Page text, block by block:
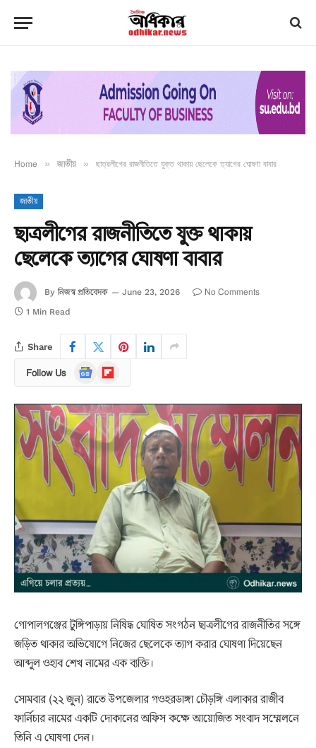
Home » জাতীয় » ছাত্রলীগের রাজনীতিতে যুক্ত থাকায় ছেলেকে ত্যাগের ঘোষণা বাবার
জাতীয়
ছাত্রলীগের রাজনীতিতে যুক্ত থাকায়
ছেলেকে ত্যাগের ঘোষণা বাবার
By নিজস্ব প্রতিবেদক June 23, 2026 No Comments
1 Min Read
Share
Follow Us
Google
News
Flipboard
গোপালগঞ্জের টুঙ্গিপাড়ায় নিষিদ্ধ ঘোষিত সংগঠন ছাত্রলীগের রাজনীতির সঙ্গে
জড়িত থাকার অভিযোগে নিজের ছেলেকে ত্যাগ করার ঘোষণা দিয়েছেন
আব্দুল ওহাব শেখ নামের এক ব্যক্তি।
সোমবার (২২ জুন) রাতে উপজেলার গওহরডাঙ্গা চৌড়ঙ্গি এলাকার রাজীব
ফার্নিচার নামের একটি দোকানের অফিস কক্ষে আয়োজিত সংবাদ সম্মেলনে
তিনি এ ঘোষণা দেন।